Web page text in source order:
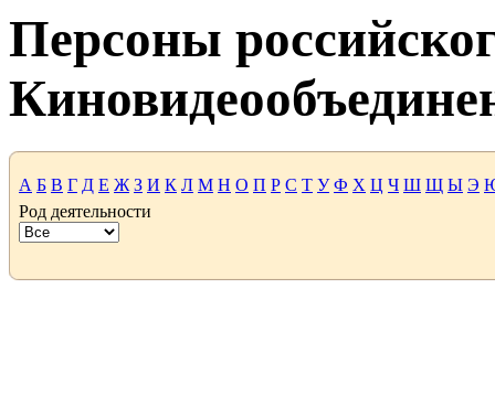
Персоны
А Б В Г Д Е Ж З И К Л М Н О П Р С Т У Ф Х Ц Ч Ш Щ Ы Э
Род деятельности